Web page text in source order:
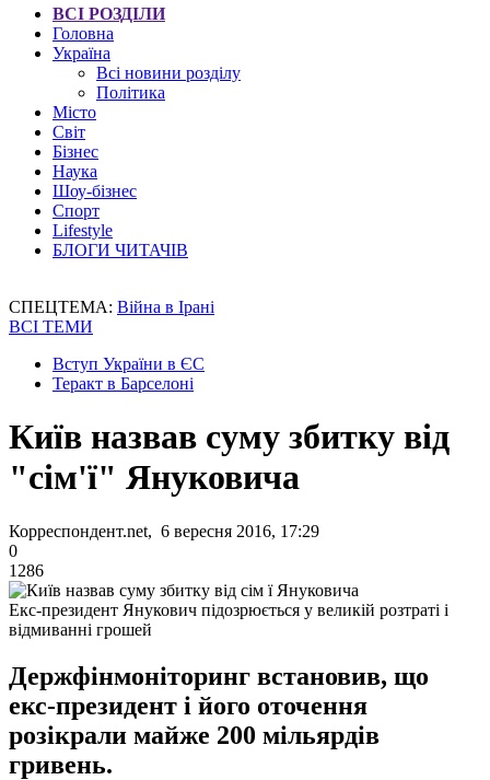
ВСІ РОЗДІЛИ
Головна
Україна
Всі новини розділу
Політика
Місто
Світ
Бізнес
Наука
Шоу-бізнес
Спорт
Lifestyle
БЛОГИ ЧИТАЧІВ
СПЕЦТЕМА: Війна в Ірані
ВСІ ТЕМИ
Вступ України в ЄС
Теракт в Барселоні
Київ назвав суму збитку від
"сім'ї" Януковича
Корреспондент.net, 6 вересня 2016, 17:29
0
1286
Екс-президент Янукович підозрюється у великій розтраті і
відмиванні грошей
Держфінмоніторинг встановив, що
екс-президент і його оточення
розікрали майже 200 мільярдів
гривень.